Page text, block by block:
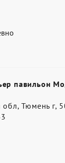
павильон
Тюмень г,